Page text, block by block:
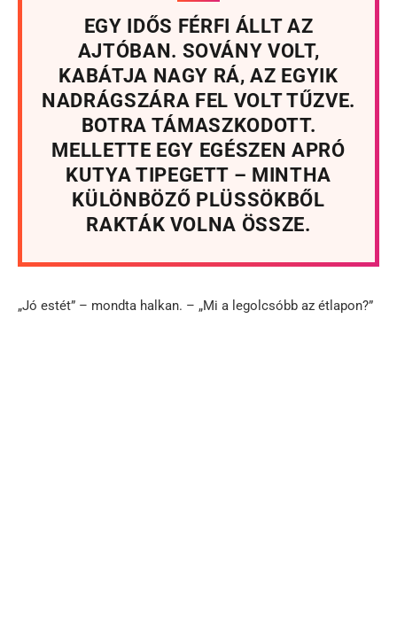
EGY IDŐS FÉRFI ÁLLT AZ
AJTÓBAN. SOVÁNY VOLT,
KABÁTJA NAGY RÁ, AZ EGYIK
NADRÁGSZÁRA FEL VOLT TŰZVE.
BOTRA TÁMASZKODOTT.
MELLETTE EGY EGÉSZEN APRÓ
KUTYA TIPEGETT – MINTHA
KÜLÖNBÖZŐ PLÜSSÖKBŐL
RAKTÁK VOLNA ÖSSZE.
„Jó estét” – mondta halkan. – „Mi a legolcsóbb az étlapon?”